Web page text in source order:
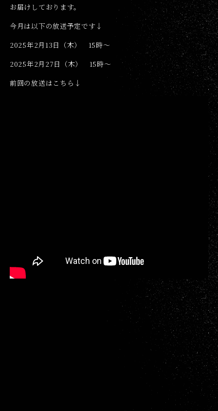
お届けしております。
今月は以下の放送予定です↓
2025年2月13日（木） 15時〜
2025年2月27日（木） 15時〜
前回の放送はこちら↓